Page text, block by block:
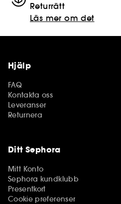
Returrätt
Läs mer om det
Hjälp
FAQ
Kontakta oss
Leveranser
Returnera
Ditt Sephora
Mitt Konto
Sephora kundklubb
Presentkort
Cookie preferenser